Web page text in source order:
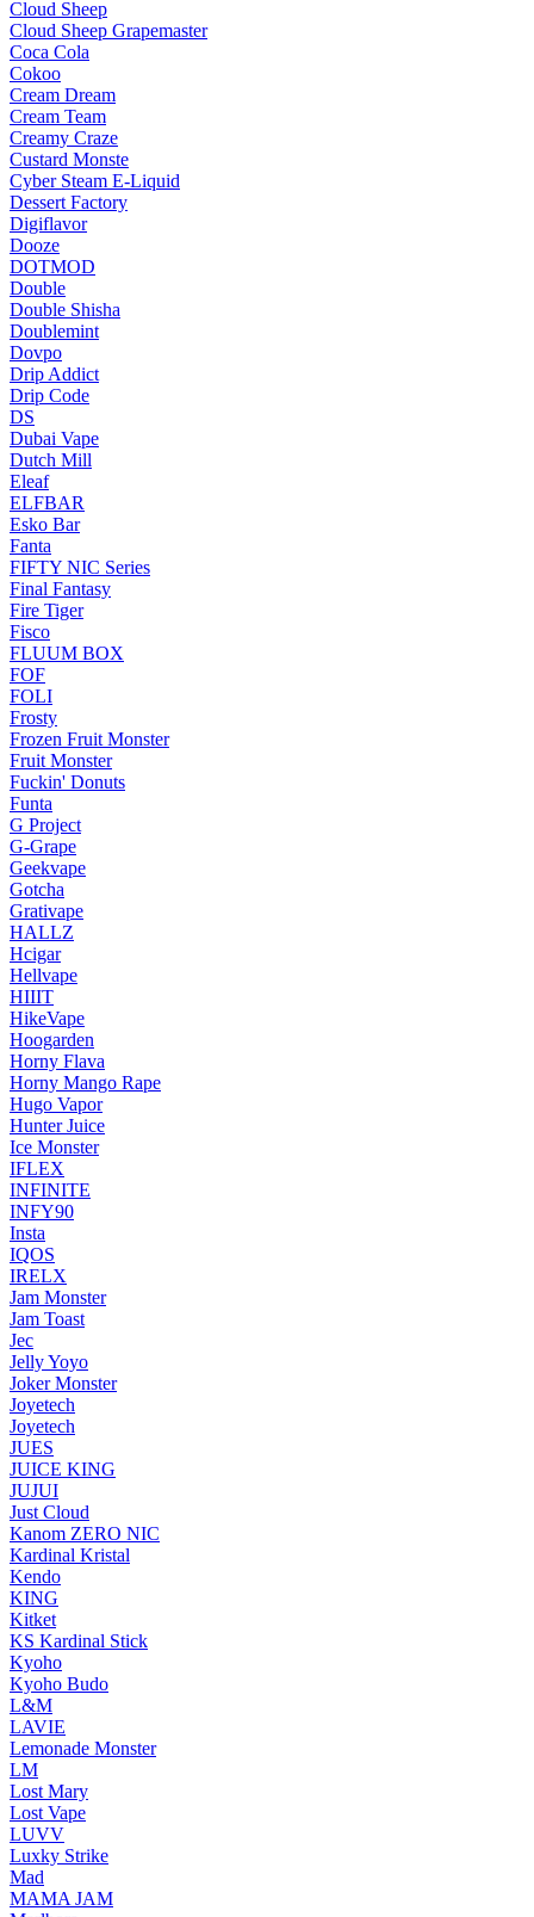
Cloud Sheep
Cloud Sheep Grapemaster
Coca Cola
Cokoo
Cream Dream
Cream Team
Creamy Craze
Custard Monste
Cyber Steam E-Liquid
Dessert Factory
Digiflavor
Dooze
DOTMOD
Double
Double Shisha
Doublemint
Dovpo
Drip Addict
Drip Code
DS
Dubai Vape
Dutch Mill
Eleaf
ELFBAR
Esko Bar
Fanta
FIFTY NIC Series
Final Fantasy
Fire Tiger
Fisco
FLUUM BOX
FOF
FOLI
Frosty
Frozen Fruit Monster
Fruit Monster
Fuckin' Donuts
Funta
G Project
G-Grape
Geekvape
Gotcha
Grativape
HALLZ
Hcigar
Hellvape
HIIIT
HikeVape
Hoogarden
Horny Flava
Horny Mango Rape
Hugo Vapor
Hunter Juice
Ice Monster
IFLEX
INFINITE
INFY90
Insta
IQOS
IRELX
Jam Monster
Jam Toast
Jec
Jelly Yoyo
Joker Monster
Joyetech
Joyetech
JUES
JUICE KING
JUJUI
Just Cloud
Kanom ZERO NIC
Kardinal Kristal
Kendo
KING
Kitket
KS Kardinal Stick
Kyoho
Kyoho Budo
L&M
LAVIE
Lemonade Monster
LM
Lost Mary
Lost Vape
LUVV
Luxky Strike
Mad
MAMA JAM